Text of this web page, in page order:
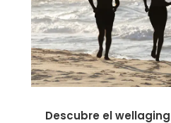
Descubre el wellaging